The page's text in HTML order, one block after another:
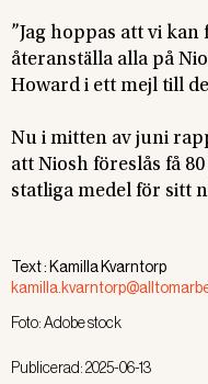
”Jag hoppas att vi
återanställa alla på
Howard i ett mejl till
Nu i mitten av juni
att Niosh föreslås få
statliga medel för sitt
Text : Kamilla Kvarntorp
Foto:Adobe stock
Publicerad:2025-06-13